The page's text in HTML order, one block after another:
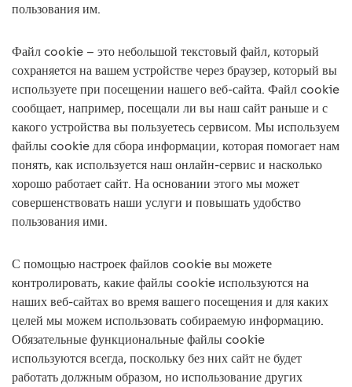
пользования им.
Файл cookie – это небольшой текстовый файл, который
сохраняется на вашем устройстве через браузер, который вы
используете при посещении нашего веб-сайта. Файл cookie
сообщает, например, посещали ли вы наш сайт раньше и с
какого устройства вы пользуетесь сервисом. Мы используем
файлы cookie для сбора информации, которая помогает нам
понять, как используется наш онлайн-сервис и насколько
хорошо работает сайт. На основании этого мы может
совершенствовать наши услуги и повышать удобство
пользования ими.
С помощью настроек файлов cookie вы можете
контролировать, какие файлы cookie используются на
наших веб-сайтах во время вашего посещения и для каких
целей мы можем использовать собираемую информацию.
Обязательные функциональные файлы cookie
используются всегда, поскольку без них сайт не будет
работать должным образом, но использование других